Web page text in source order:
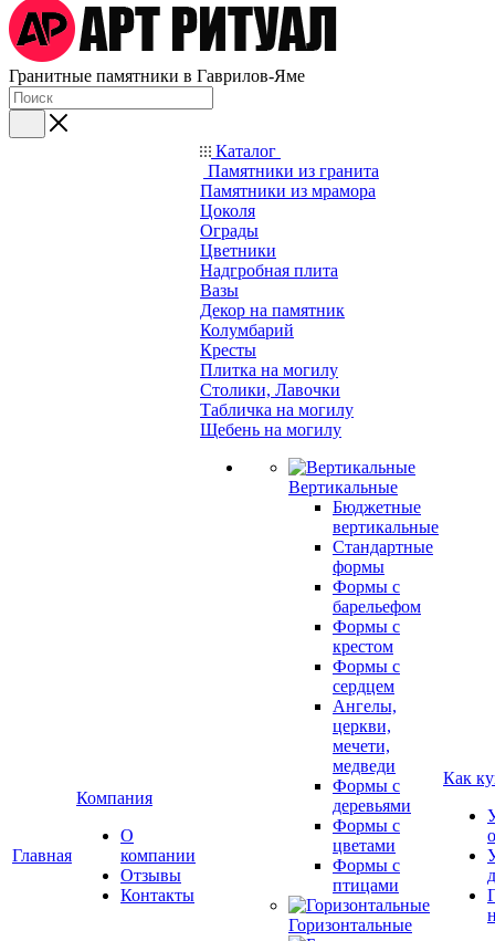
Гранитные памятники в Гаврилов-Яме
Главная
Компания
О
компании
Отзывы
Контакты
Каталог
Памятники из гранита
Памятники из мрамора
Цоколя
Ограды
Цветники
Надгробная плита
Вазы
Декор на памятник
Колумбарий
Кресты
Плитка на могилу
Столики, Лавочки
Табличка на могилу
Щебень на могилу
Вертикальные
Бюджетные
вертикальные
Стандартные
формы
Формы с
барельефом
Формы с
крестом
Формы с
сердцем
Ангелы,
церкви,
мечети,
медведи
Формы с
деревьями
Формы с
цветами
Формы с
птицами
Горизонтальные
Как